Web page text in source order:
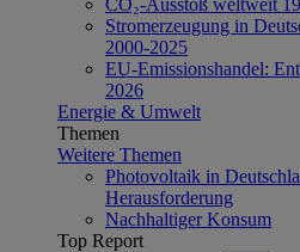
Stromerzeugung in
2000-2025
EU-Emissionshandel:
2026
Energie & Umwelt
Themen
Weitere Themen
Photovoltaik in
Herausforderung
Nachhaltiger Konsum
Top Report